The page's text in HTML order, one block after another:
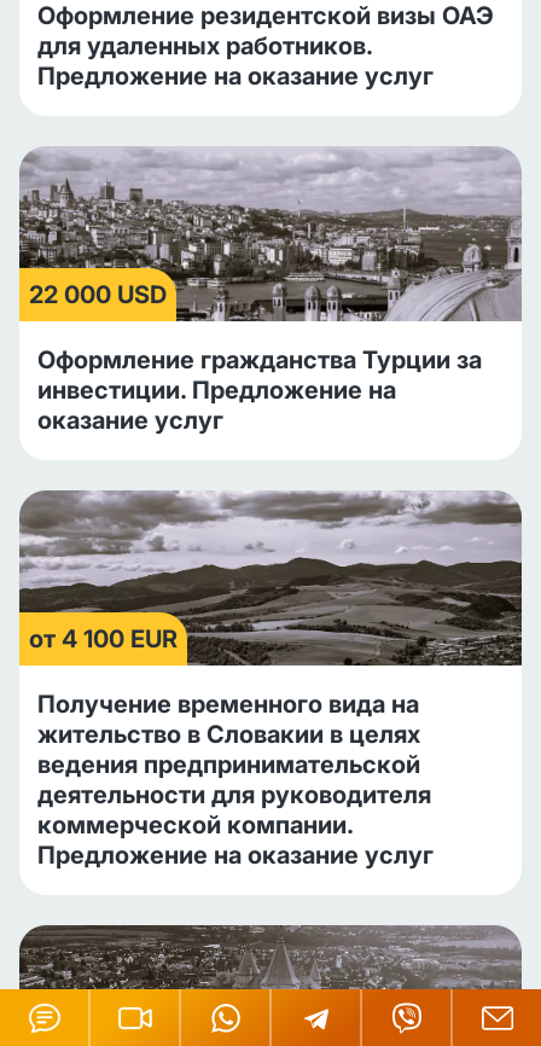
Оформление резидентской визы ОАЭ
для удаленных работников.
Предложение на оказание услуг
22 000 USD
Оформление гражданства Турции за
инвестиции. Предложение на
оказание услуг
от 4 100 EUR
Получение временного вида на
жительство в Словакии в целях
ведения предпринимательской
деятельности для руководителя
коммерческой компании.
Предложение на оказание услуг